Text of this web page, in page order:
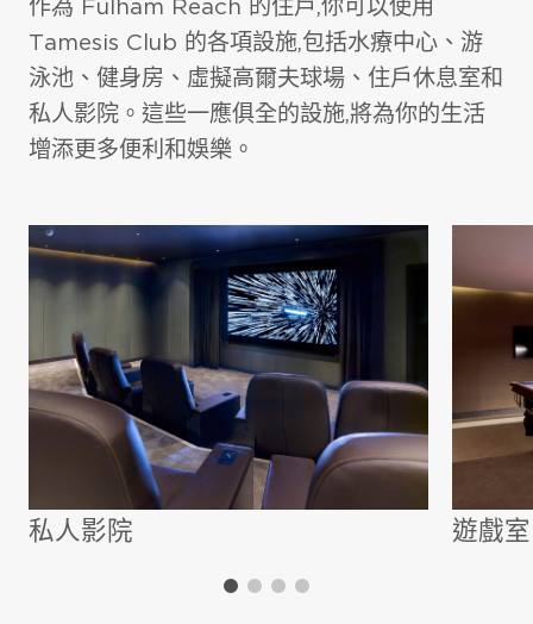
作為 Fulham Reach 的住戶,你可以使用
Tamesis Club 的各項設施,包括水療中心、游
泳池、健身房、虛擬高爾夫球場、住戶休息室和
私人影院。這些一應俱全的設施,將為你的生活
增添更多便利和娛樂。
私人影院 遊戲室
項目外觀 室內黎明景色
項目外觀